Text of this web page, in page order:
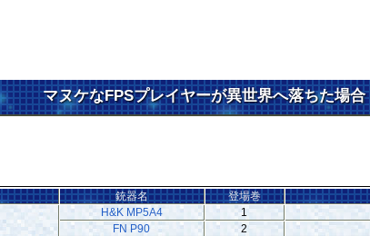
マヌケなFPSプレイヤーが異世界へ落ちた場合
銃器名 登場巻
H&K MP5A4 1
FN P90
2